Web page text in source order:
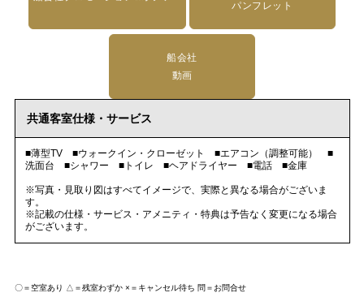
パンフレット
船会社
動画
共通客室仕様・サービス
■薄型TV ■ウォークイン・クローゼット ■エアコン（調整可能） ■
洗面台 ■シャワー ■トイレ ■ヘアドライヤー ■電話 ■金庫
※写真・見取り図はすべてイメージで、実際と異なる場合がございま
す。
※記載の仕様・サービス・アメニティ・特典は予告なく変更になる場合
がございます。
〇＝空室あり △＝残室わずか ×＝キャンセル待ち 問＝お問合せ